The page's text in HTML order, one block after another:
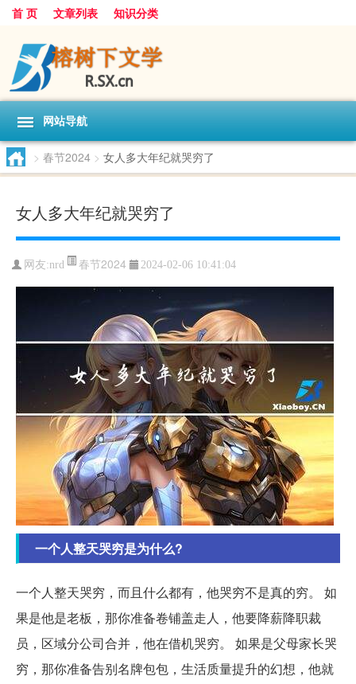
首 页 文章列表 知识分类
网站导航
> 春节2024 > 女人多大年纪就哭穷了
女人多大年纪就哭穷了
网友:nrd 春节2024 2024-02-06 10:41:04
一个人整天哭穷是为什么?
一个人整天哭穷，而且什么都有，他哭穷不是真的穷。 如
果是他是老板，那你准备卷铺盖走人，他要降薪降职裁
员，区域分公司合并，他在借机哭穷。 如果是父母家长哭
穷，那你准备告别名牌包包，生活质量提升的幻想，他就